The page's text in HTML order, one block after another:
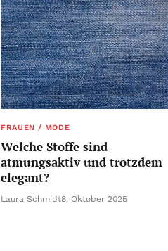
FRAUEN / MODE
Welche Stoffe sind
atmungsaktiv und trotzdem
elegant?
Laura Schmidt8. Oktober 2025